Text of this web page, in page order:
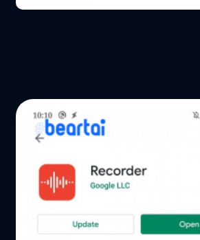
02/10/2019
Google ได้อัปเดตแอป
สามารถถอดข้อความและค้
ข่าวหลุดออกมาอีกแล้วกับสมาร์ตโฟ
developers ออกมาเปิดเผยว่า
ใน Pixel 4 XL แอปบันทึกเสียงจาก